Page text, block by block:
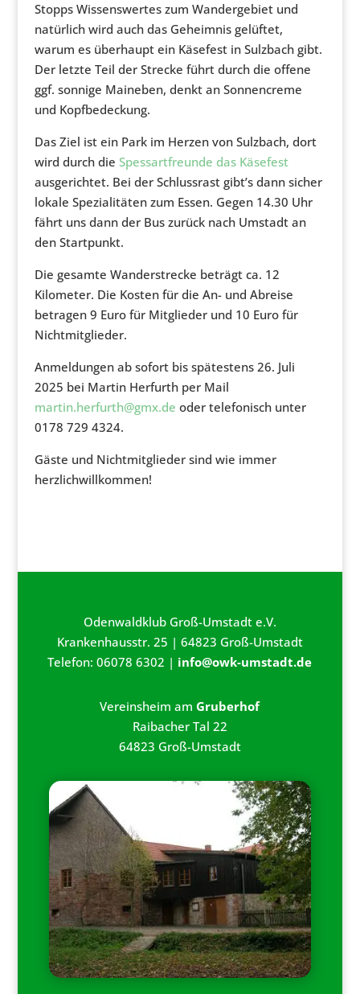
Stopps Wissenswertes zum Wandergebiet und
natürlich wird auch das Geheimnis gelüftet,
warum es überhaupt ein Käsefest in Sulzbach gibt.
Der letzte Teil der Strecke führt durch die offene
ggf. sonnige Maineben, denkt an Sonnencreme
und Kopfbedeckung.
Das Ziel ist ein Park im Herzen von Sulzbach, dort
wird durch die Spessartfreunde das Käsefest
ausgerichtet. Bei der Schlussrast gibt’s dann sicher
lokale Spezialitäten zum Essen. Gegen 14.30 Uhr
fährt uns dann der Bus zurück nach Umstadt an
den Startpunkt.
Die gesamte Wanderstrecke beträgt ca. 12
Kilometer. Die Kosten für die An- und Abreise
betragen 9 Euro für Mitglieder und 10 Euro für
Nichtmitglieder.
Anmeldungen ab sofort bis spätestens 26. Juli
2025 bei Martin Herfurth per Mail
martin.herfurth@gmx.de oder telefonisch unter
0178 729 4324.
Gäste und Nichtmitglieder sind wie immer
herzlichwillkommen!
Odenwaldklub Groß-Umstadt e.V.
Krankenhausstr. 25 | 64823 Groß-Umstadt
Telefon: 06078 6302 | info@owk-umstadt.de
Vereinsheim amGruberhof
Raibacher Tal 22
64823 Groß-Umstadt